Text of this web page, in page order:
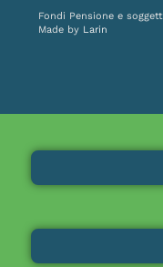
Fondi Pensione e
Made by Larin